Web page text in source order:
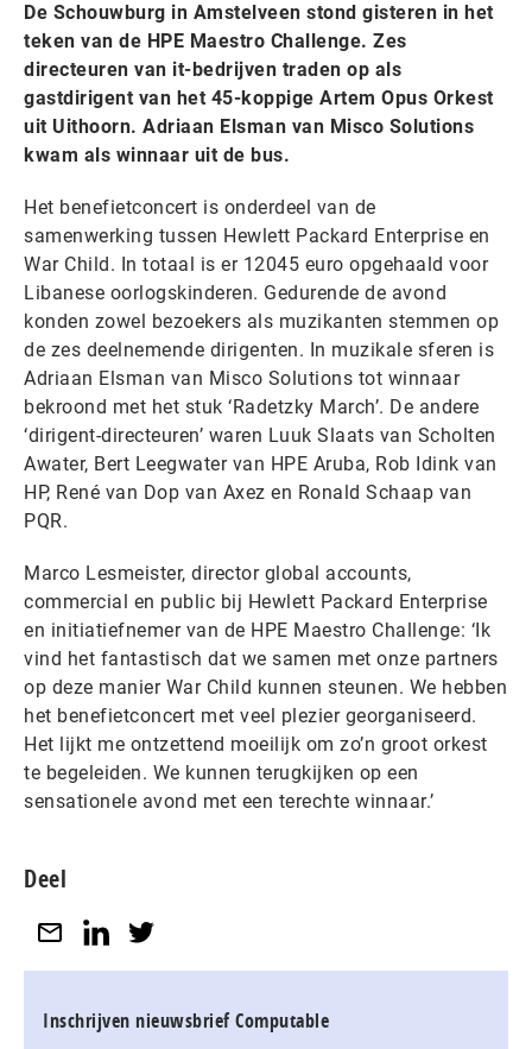
De Schouwburg in Amstelveen stond gisteren in het
teken van de HPE Maestro Challenge. Zes
directeuren van it-bedrijven traden op als
gastdirigent van het 45-koppige Artem Opus Orkest
uit Uithoorn. Adriaan Elsman van Misco Solutions
kwam als winnaar uit de bus.
Het benefietconcert is onderdeel van de
samenwerking tussen Hewlett Packard Enterprise en
War Child. In totaal is er 12045 euro opgehaald voor
Libanese oorlogskinderen. Gedurende de avond
konden zowel bezoekers als muzikanten stemmen op
de zes deelnemende dirigenten. In muzikale sferen is
Adriaan Elsman van Misco Solutions tot winnaar
bekroond met het stuk ‘Radetzky March’. De andere
‘dirigent-directeuren’ waren Luuk Slaats van Scholten
Awater, Bert Leegwater van HPE Aruba, Rob Idink van
HP, René van Dop van Axez en Ronald Schaap van
PQR.
Marco Lesmeister, director global accounts,
commercial en public bij Hewlett Packard Enterprise
en initiatiefnemer van de HPE Maestro Challenge: ‘Ik
vind het fantastisch dat we samen met onze partners
op deze manier War Child kunnen steunen. We hebben
het benefietconcert met veel plezier georganiseerd.
Het lijkt me ontzettend moeilijk om zo’n groot orkest
te begeleiden. We kunnen terugkijken op een
sensationele avond met een terechte winnaar.’
Deel
Inschrijven nieuwsbrief Computable